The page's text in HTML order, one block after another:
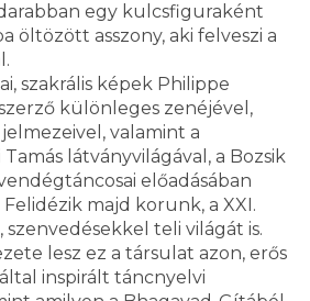
egy kulcsfiguraként
öltözött asszony, aki felveszi a
szakrális képek Philippe
különleges zenéjével,
valamint a
látványvilágával, a Bozsik
előadásában
majd korunk, a XXI.
teli világát is.
lesz ez a társulat azon, erős
inspirált táncnyelvi